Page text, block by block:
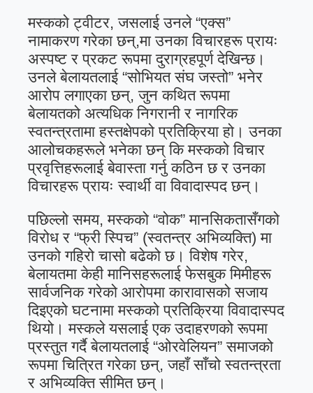
मस्कको ट्वीटर, जसलाई उनले “एक्स”
नामाकरण गरेका छन्,मा उनका विचारहरू प्रायः
अस्पष्ट र प्रकट रूपमा दुराग्रहपूर्ण देखिन्छ।
उनले बेलायतलाई “सोभियत संघ जस्तो” भनेर
आरोप लगाएका छन्, जुन कथित रूपमा
बेलायतको अत्यधिक निगरानी र नागरिक
स्वतन्त्रतामा हस्तक्षेपको प्रतिक्रिया हो। उनका
आलोचकहरूले भनेका छन् कि मस्कको विचार
प्रवृत्तिहरूलाई बेवास्ता गर्नु कठिन छ र उनका
विचारहरू प्रायः स्वार्थी वा विवादास्पद छन्।
पछिल्लो समय, मस्कको “वोक” मानसिकतासँगको
विरोध र “फ्री स्पिच” (स्वतन्त्र अभिव्यक्ति) मा
उनको गहिरो चासो बढेको छ। विशेष गरेर,
बेलायतमा केही मानिसहरूलाई फेसबुक मिमीहरू
सार्वजनिक गरेको आरोपमा कारावासको सजाय
दिइएको घटनामा मस्कको प्रतिक्रिया विवादास्पद
थियो। मस्कले यसलाई एक उदाहरणको रूपमा
प्रस्तुत गर्दै बेलायतलाई “ओरवेलियन” समाजको
रूपमा चित्रित गरेका छन्, जहाँ साँचो स्वतन्त्रता
र अभिव्यक्ति सीमित छन्।